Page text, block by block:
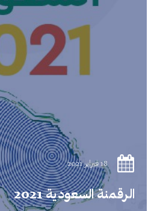
18 فبراير 2021
الرقمنة السعودية 2021